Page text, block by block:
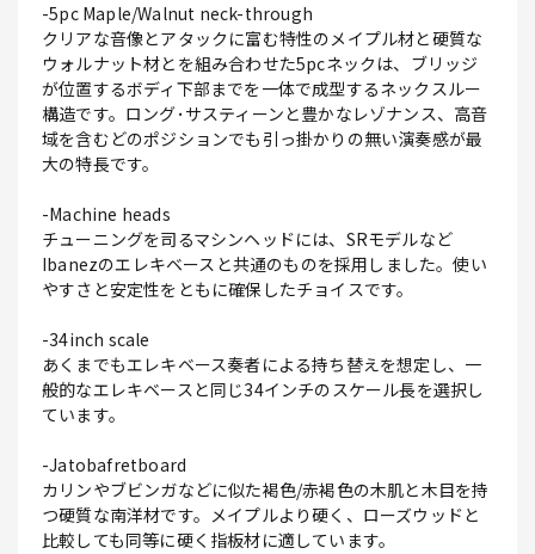
-5pc Maple/Walnut neck-through
クリアな音像とアタックに富む特性のメイプル材と硬質な
ウォルナット材とを組み合わせた5pcネックは、ブリッジ
が位置するボディ下部までを一体で成型するネックスルー
構造です。ロング･サスティーンと豊かなレゾナンス、高音
域を含むどのポジションでも引っ掛かりの無い演奏感が最
大の特長です。
-Machine heads
チューニングを司るマシンヘッドには、SRモデルなど
Ibanezのエレキベースと共通のものを採用しました。使い
やすさと安定性をともに確保したチョイスです。
-34inch scale
あくまでもエレキベース奏者による持ち替えを想定し、一
般的なエレキベースと同じ34インチのスケール長を選択し
ています。
-Jatobafretboard
カリンやブビンガなどに似た褐色/赤褐色の木肌と木目を持
つ硬質な南洋材です。メイプルより硬く、ローズウッドと
比較しても同等に硬く指板材に適しています。